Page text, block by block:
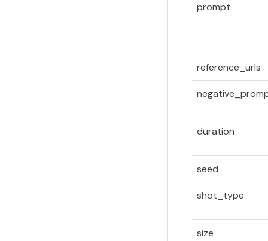
prompt
reference_urls
duration
seed
shot_type
size